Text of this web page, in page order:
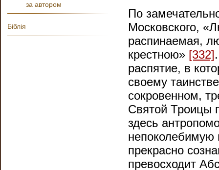
По
Московского,
распинаемая,
крестною» [332]
распятие, в
своему
сокровенном,
Святой Троицы
здесь
непоколебимую
прекрасно
превосходит
за автором
Біблія